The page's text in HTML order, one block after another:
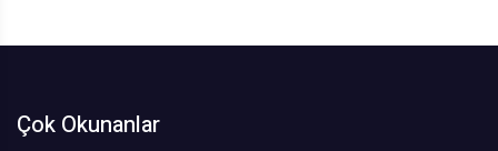
Çok Okunanlar